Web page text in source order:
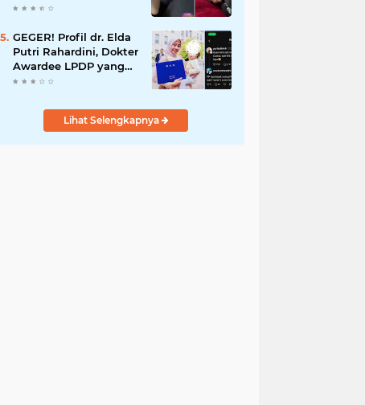
Pemeran Pria Muncul
GEGER! Profil dr. Elda
Putri Rahardini, Dokter
Awardee LPDP yang
Komentar Jahat ke
Lihat Selengkapnya